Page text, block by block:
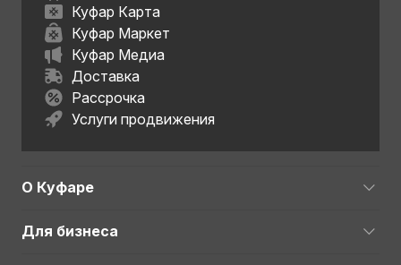
Куфар Карта
Куфар Маркет
Куфар Медиа
Доставка
Рассрочка
Услуги продвижения
О Куфаре
Для бизнеса